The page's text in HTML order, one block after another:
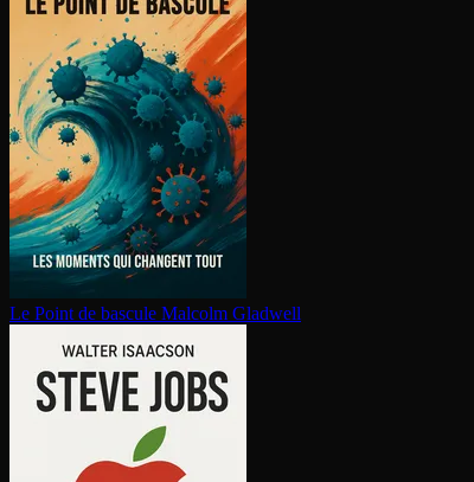
Le Point de bascule Malcolm Gladwell